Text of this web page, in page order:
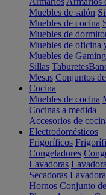
Muebles de salón
Muebles de cocina
Muebles de
Muebles de oficina
Muebles de Gaming
Sillas Taburetes
Mesas Conjuntos
Cocina
Muebles de cocina
Cocinas a medida
Accesorios de
Electrodomésticos
Frigoríficos
Congeladores
Lavadoras
Secadoras
Hornos Conjunto